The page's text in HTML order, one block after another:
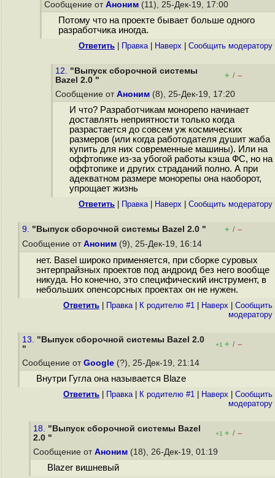
Сообщение от Аноним (11), 25-Дек-19, 17:00
Потому что на проекте бывает больше одного
разработчика иногда.
Ответить Правка| Наверх Cообщить модератору
12. "Выпуск сборочной системы
Bazel 2.0 "
+ / –
Сообщение от Аноним (8), 25-Дек-19, 17:20
И что? Разработчикам монорепо начинает
доставлять неприятности только когда
разрастается до совсем уж космических
размеров (или когда работодателя душит жаба
купить для них современные машины). Или на
оффтопике из-за убогой работы кэша ФС, но на
оффтопике и других страданий полно. А при
адекватном размере монорепы она наоборот,
упрощает жизнь
Ответить Правка| Наверх Cообщить модератору
9. "Выпуск сборочной системы Bazel 2.0 " + / –
Сообщение от Аноним (9), 25-Дек-19, 16:14
нет. Basel широко применяется, при сборке суровых
энтерпрайзных проектов под андроид без него вообще
никуда. Но конечно, это специфический инструмент, в
небольших опенсорсных проектах он не нужен.
Ответить Правка| К родителю #1 Наверх
Cообщить
модератору
13. "Выпуск сборочной системы Bazel 2.0
"
+1 + / –
Сообщение от Google (?), 25-Дек-19, 21:14
Внутри Гугла она называется Blaze
Ответить Правка| К родителю #1 Наверх
Cообщить
модератору
18. "Выпуск сборочной системы Bazel
2.0 "
+1 + / –
Сообщение от Аноним (18), 26-Дек-19, 01:19
Blazer вишневый